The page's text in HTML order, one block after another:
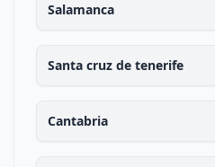
Salamanca
Santa cruz de tenerife
Cantabria